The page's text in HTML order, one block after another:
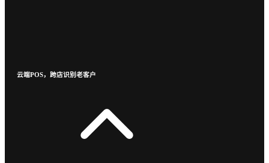
云端POS，跨店识别老客户